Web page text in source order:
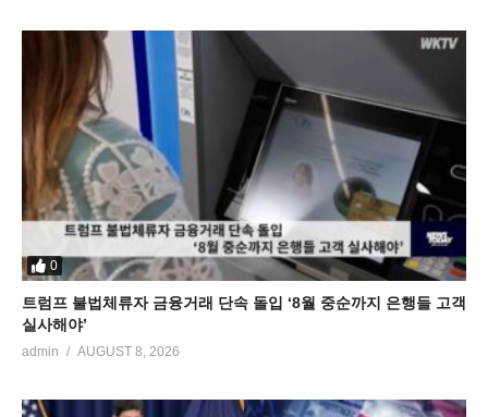
0
트럼프 불법체류자 금융거래 단속 돌입 ‘8월 중순까지 은행들 고객
실사해야’
admin AUGUST 8, 2026